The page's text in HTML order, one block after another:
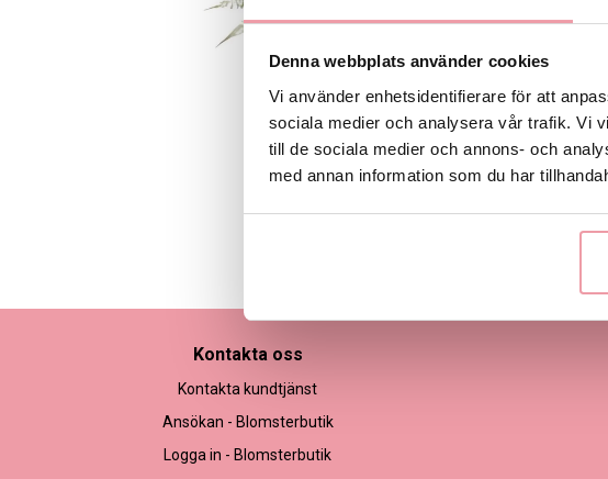
Denna webbplats använder cookies
Vi använder enhetsidentifierare för att
sociala medier och analysera vår trafik. Vi
till de sociala medier och annons- och
med annan information som du har
Kontakta oss
Kontakta kundtjänst
Ansökan - Blomsterbutik
Logga in - Blomsterbutik